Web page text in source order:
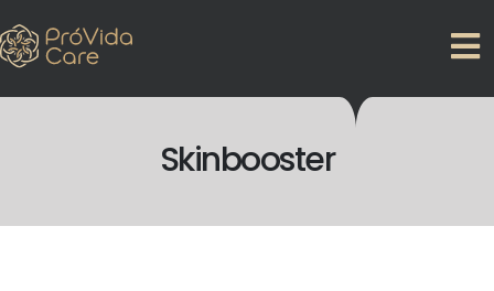
Skinbooster